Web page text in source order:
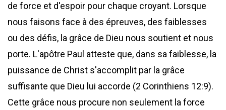
de force et d'espoir pour chaque croyant. Lorsque
nous faisons face à des épreuves, des faiblesses
ou des défis, la grâce de Dieu nous soutient et nous
porte. L'apôtre Paul atteste que, dans sa faiblesse, la
puissance de Christ s'accomplit par la grâce
suffisante que Dieu lui accorde (2 Corinthiens 12:9).
Cette grâce nous procure non seulement la force